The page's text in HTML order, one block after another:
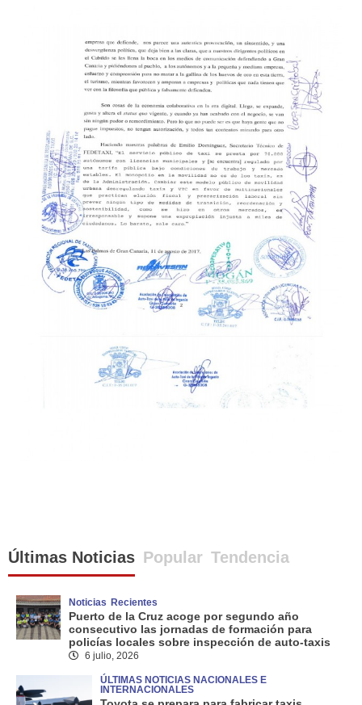
Últimas Noticias Popular Tendencia
Noticias Recientes
Puerto de la Cruz acoge por segundo año
consecutivo las jornadas de formación para
policías locales sobre inspección de auto-taxis
6 julio, 2026
ÚLTIMAS NOTICIAS NACIONALES E
INTERNACIONALES